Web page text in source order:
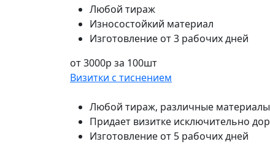
Любой тираж
Износостойкий материал
Изготовление от 3 рабочих дней
от 3000р за 100шт
Визитки с тиснением
Любой тираж, различные материалы
Придает визитке исключительно
Изготовление от 5 рабочих дней